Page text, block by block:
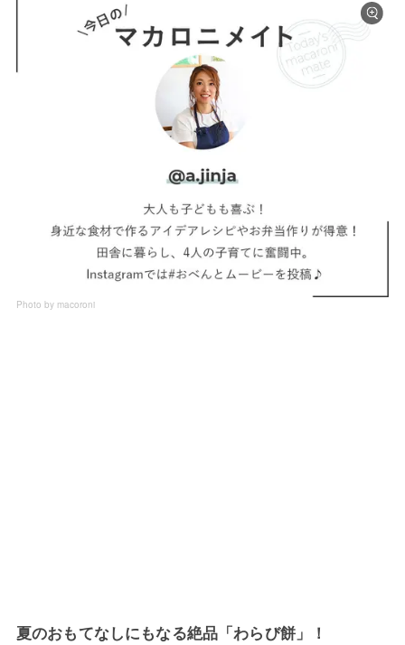
Photo by macoroni
夏のおもてなしにもなる絶品「わらび餅」！